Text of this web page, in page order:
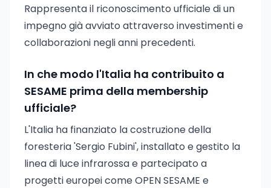
Rappresenta il riconoscimento ufficiale di un
impegno già avviato attraverso investimenti e
collaborazioni negli anni precedenti.
In che modo l'Italia ha contribuito a
SESAME prima della membership
ufficiale?
L'Italia ha finanziato la costruzione della
foresteria 'Sergio Fubini', installato e gestito la
linea di luce infrarossa e partecipato a
progetti europei come OPEN SESAME e